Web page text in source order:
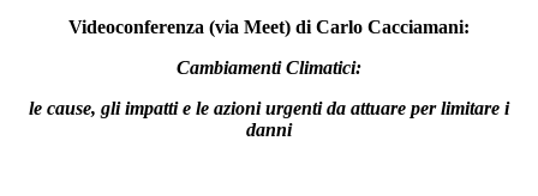
Videoconferenza (via Meet) di Carlo Cacciamani:
Cambiamenti Climatici:
le cause, gli impatti e le azioni urgenti da attuare per limitare i
danni